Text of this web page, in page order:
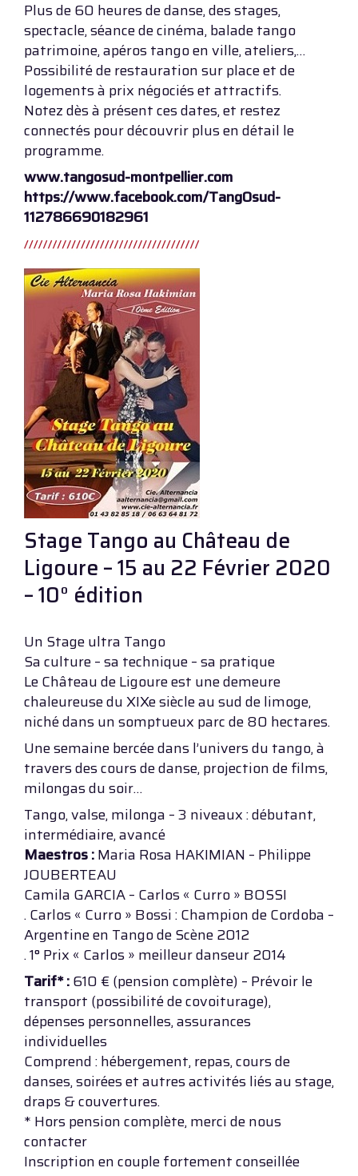
Plus de 60 heures de danse, des stages,
spectacle, séance de cinéma, balade tango
patrimoine, apéros tango en ville, ateliers,…
Possibilité de restauration sur place et de
logements à prix négociés et attractifs.
Notez dès à présent ces dates, et restez
connectés pour découvrir plus en détail le
programme.
www.tangosud-montpellier.com
https://www.facebook.com/TangOsud-
112786690182961
Stage Tango au Château de
Ligoure – 15 au 22 Février 2020
– 10° édition
Un Stage ultra Tango
Sa culture – sa technique – sa pratique
Le Château de Ligoure est une demeure
chaleureuse du XIXe siècle au sud de limoge,
niché dans un somptueux parc de 80 hectares.
Une semaine bercée dans l’univers du tango, à
travers des cours de danse, projection de films,
milongas du soir…
Tango, valse, milonga – 3 niveaux : débutant,
intermédiaire, avancé
Maestros :Maria Rosa HAKIMIAN – Philippe
JOUBERTEAU
Camila GARCIA – Carlos « Curro » BOSSI
. Carlos « Curro » Bossi : Champion de Cordoba –
Argentine en Tango de Scène 2012
. 1° Prix « Carlos » meilleur danseur 2014
Tarif* :610 € (pension complète) – Prévoir le
transport (possibilité de covoiturage),
dépenses personnelles, assurances
individuelles
Comprend : hébergement, repas, cours de
danses, soirées et autres activités liés au stage,
draps & couvertures.
* Hors pension complète, merci de nous
contacter
Inscription en couple fortement conseillée